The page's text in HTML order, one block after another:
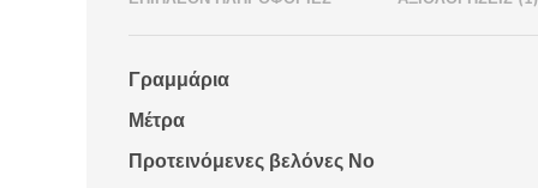
Γραμμάρια
Μέτρα
Προτεινόμενες βελόνες Νο